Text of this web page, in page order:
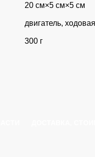
20 см×5 см×5 см
двигатель,
300 г